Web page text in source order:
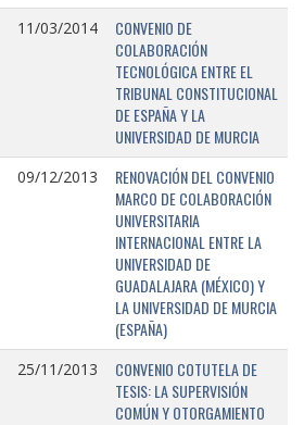
11/03/2014
CONVENIO DE
COLABORACIÓN
TECNOLÓGICA ENTRE EL
TRIBUNAL CONSTITUCIONAL
DE ESPAÑA Y LA
UNIVERSIDAD DE MURCIA
09/12/2013
RENOVACIÓN DEL CONVENIO
MARCO DE COLABORACIÓN
UNIVERSITARIA
INTERNACIONAL ENTRE LA
UNIVERSIDAD DE
GUADALAJARA (MÉXICO) Y
LA UNIVERSIDAD DE MURCIA
(ESPAÑA)
25/11/2013
CONVENIO COTUTELA DE
TESIS: LA SUPERVISIÓN
COMÚN Y OTORGAMIENTO